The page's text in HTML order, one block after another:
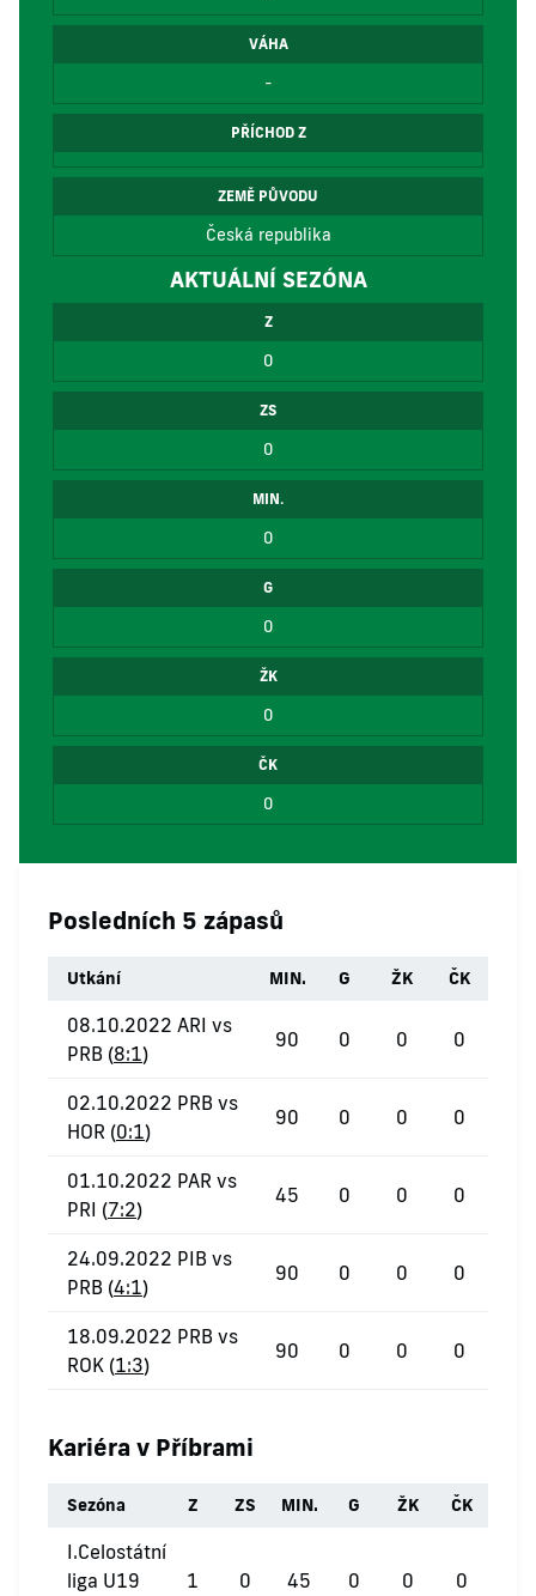
VÁHA
-
PŘÍCHOD Z
ZEMĚ PŮVODU
Česká republika
AKTUÁLNÍ SEZÓNA
Z
0
ZS
0
MIN.
0
G
0
ŽK
0
ČK
0
Posledních 5 zápasů
Utkání MIN. G ŽK ČK
08.10.2022 ARI vs
PRB (8:1)
90 0 0 0
02.10.2022 PRB vs
HOR (0:1)
90 0 0 0
01.10.2022 PAR vs
PRI (7:2)
45 0 0 0
24.09.2022 PIB vs
PRB (4:1)
90 0 0 0
18.09.2022 PRB vs
ROK (1:3)
90 0 0 0
Kariéra v Příbrami
Sezóna Z ZS MIN. G ŽK ČK
I.Celostátní
liga U19
1 0 45 0 0 0